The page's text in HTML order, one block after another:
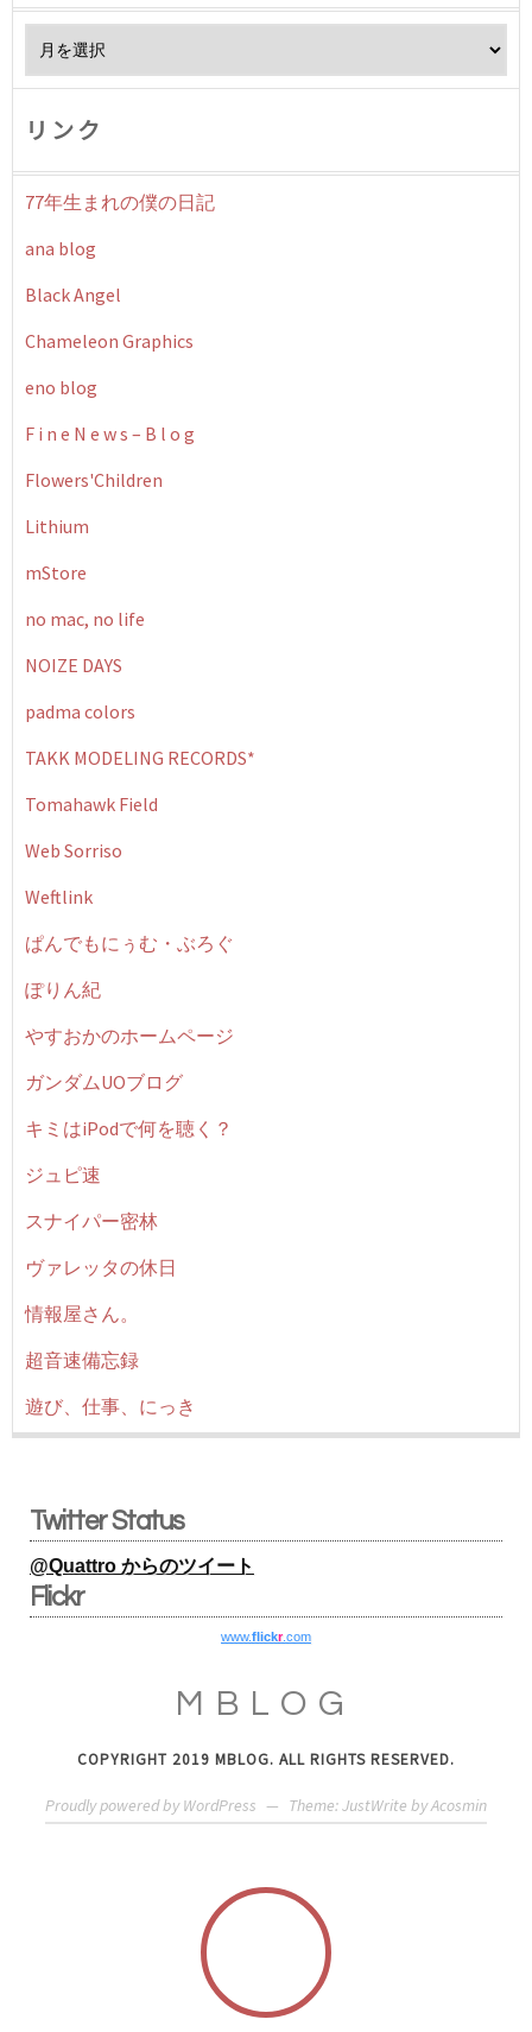
リンク
77年生まれの僕の日記
ana blog
Black Angel
Chameleon Graphics
eno blog
F i n e N e w s – B l o g
Flowers'Children
Lithium
mStore
no mac, no life
NOIZE DAYS
padma colors
TAKK MODELING RECORDS*
Tomahawk Field
Web Sorriso
Weftlink
ぱんでもにぅむ・ぶろぐ
ぽりん紀
やすおかのホームページ
ガンダムUOブログ
キミはiPodで何を聴く？
ジュピ速
スナイパー密林
ヴァレッタの休日
情報屋さん。
超音速備忘録
遊び、仕事、にっき
Twitter Status
@Quattro からのツイート
Flickr
www.flickr.com
MBLOG
COPYRIGHT 2019 MBLOG. ALL RIGHTS RESERVED.
Proudly powered by WordPress — Theme: JustWrite byAcosmin